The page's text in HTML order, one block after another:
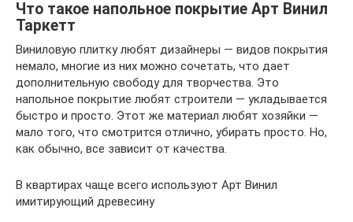
Что такое напольное покрытие Арт Винил
Таркетт
Виниловую плитку любят дизайнеры — видов покрытия
немало, многие из них можно сочетать, что дает
дополнительную свободу для творчества. Это
напольное покрытие любят строители — укладывается
быстро и просто. Этот же материал любят хозяйки —
мало того, что смотрится отлично, убирать просто. Но,
как обычно, все зависит от качества.
В квартирах чаще всего используют Арт Винил
имитирующий древесину